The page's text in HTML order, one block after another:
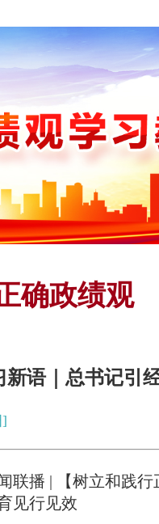
确政绩观
新语｜总书记引
联播 | 【树立和践
见行见效